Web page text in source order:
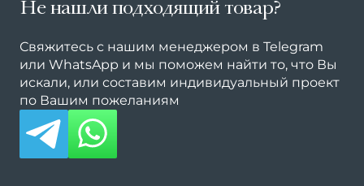
Не нашли подходящий товар?
Свяжитесь с нашим менеджером в Telegram
или WhatsApp и мы поможем найти то, что Вы
искали, или составим индивидуальный проект
по Вашим пожеланиям